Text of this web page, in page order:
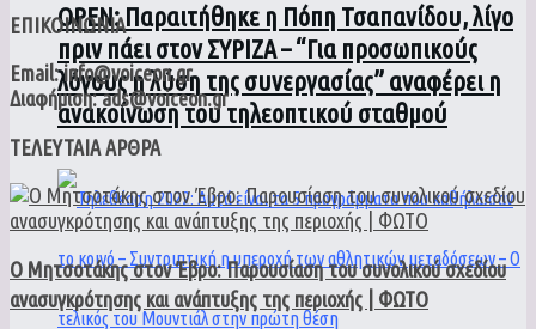
ΟPEN: Παραιτήθηκε η Πόπη Τσαπανίδου, λίγο
πριν πάει στον ΣΥΡΙΖΑ – “Για προσωπικούς
λόγους η λύση της συνεργασίας” αναφέρει η
ανακοίνωση του τηλεοπτικού σταθμού
ΕΠΙΚΟΙΝΩΝΙΑ
Email: info@voiceon.gr
Διαφήμιση: ads@voiceon.gr
ΤΕΛΕΥΤΑΙΑ ΑΡΘΡΑ
Ο Μητσοτάκης στον Έβρο: Παρουσίαση του συνολικού σχεδίου
ανασυγκρότησης και ανάπτυξης της περιοχής | ΦΩΤΟ